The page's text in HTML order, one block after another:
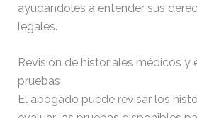
ayudándoles a entender sus
legales.
Revisión de historiales médicos y
pruebas
El abogado puede revisar los